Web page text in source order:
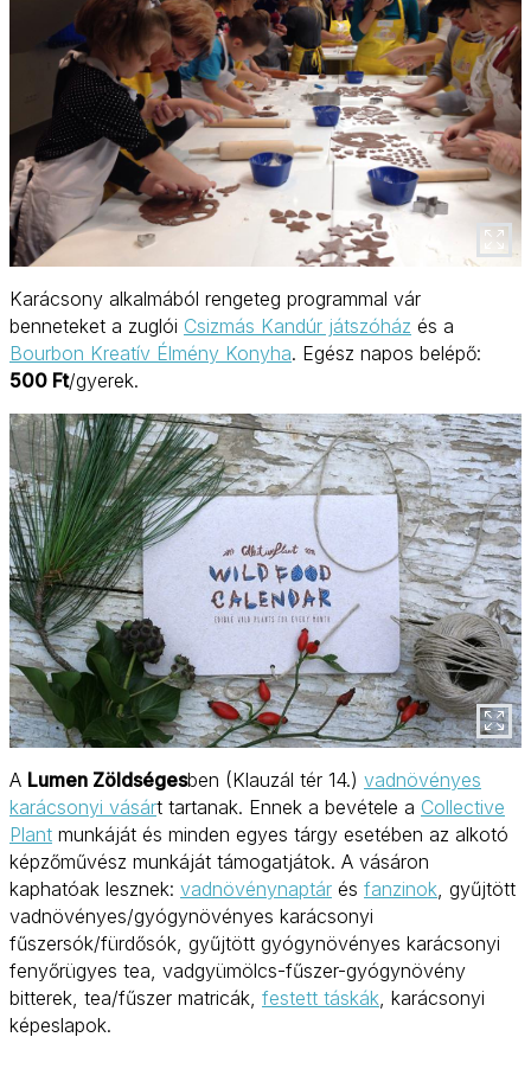
Karácsony alkalmából rengeteg programmal vár
benneteket a zuglói Csizmás Kandúr játszóház és a
Bourbon Kreatív Élmény Konyha. Egész napos belépő:
500 Ft/gyerek.
A Lumen Zöldségesben (Klauzál tér 14.) vadnövényes
karácsonyi vásárt tartanak. Ennek a bevétele a Collective
Plant munkáját és minden egyes tárgy esetében az alkotó
képzőművész munkáját támogatjátok. A vásáron
kaphatóak lesznek: vadnövénynaptár és fanzinok, gyűjtött
vadnövényes/gyógynövényes karácsonyi
fűszersók/fürdősók, gyűjtött gyógynövényes karácsonyi
fenyőrügyes tea, vadgyümölcs-fűszer-gyógynövény
bitterek, tea/fűszer matricák, festett táskák, karácsonyi
képeslapok.